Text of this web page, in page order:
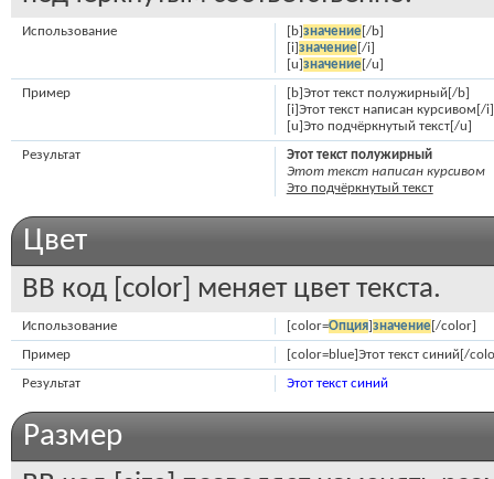
[b]значение[/b]
[i]значение[/i]
[u]значение[/u]
Использование
[b]Этот текст полужирный[/b]
[i]Этот текст написан курсивом[/i]
[u]Это подчёркнутый текст[/u]
Пример
Этот текст полужирный
Этот текст написан курсивом
Это подчёркнутый текст
Результат
Цвет
BB код [color] меняет цвет текста.
[color=Опция]значение[/color]
Использование
[color=blue]Этот текст синий[/
Пример
Этот текст синий
Результат
Размер